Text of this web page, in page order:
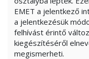
EMET a jelentkező
a jelentkezésük
felhívást érintő
kiegészítéséről
megismerheti.